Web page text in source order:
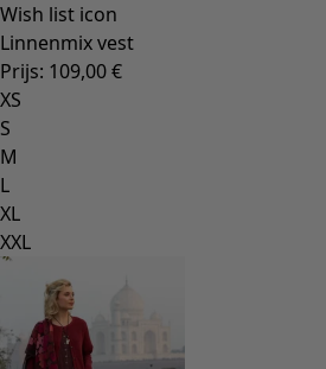
Wish list icon
Linnenmix vest
Prijs: 109,00 €
XS
S
M
L
XL
XXL